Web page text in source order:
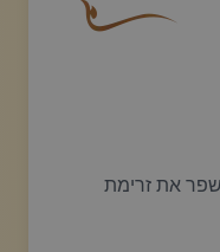
את זרימת